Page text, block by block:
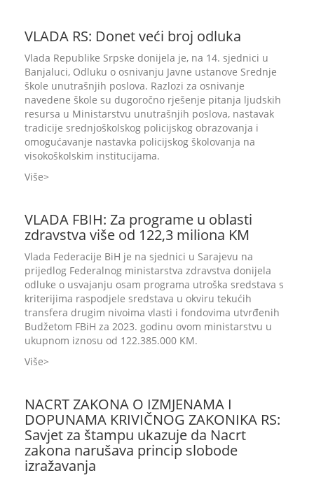
VLADA RS: Donet veći broj odluka
Vlada Republike Srpske donijela je, na 14. sjednici u
Banjaluci, Odluku o osnivanju Javne ustanove Srednje
škole unutrašnjih poslova. Razlozi za osnivanje
navedene škole su dugoročno rješenje pitanja ljudskih
resursa u Ministarstvu unutrašnjih poslova, nastavak
tradicije srednjoškolskog policijskog obrazovanja i
omogućavanje nastavka policijskog školovanja na
visokoškolskim institucijama.
Više
VLADA FBIH: Za programe u oblasti
zdravstva više od 122,3 miliona KM
Vlada Federacije BiH je na sjednici u Sarajevu na
prijedlog Federalnog ministarstva zdravstva donijela
odluke o usvajanju osam programa utroška sredstava s
kriterijima raspodjele sredstava u okviru tekućih
transfera drugim nivoima vlasti i fondovima utvrđenih
Budžetom FBiH za 2023. godinu ovom ministarstvu u
ukupnom iznosu od 122.385.000 KM.
Više
NACRT ZAKONA O IZMJENAMA I
DOPUNAMA KRIVIČNOG ZAKONIKA RS:
Savjet za štampu ukazuje da Nacrt
zakona narušava princip slobode
izražavanja